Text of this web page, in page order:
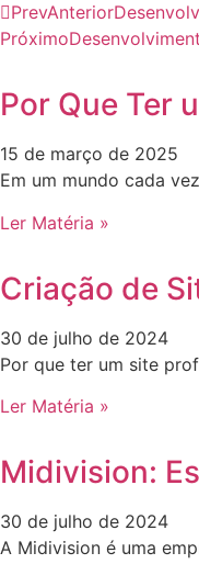
PrevAnterior
Próximo
Por Que Ter
15 de março de 2025
Em um mundo cada
Ler Matéria »
Criação de
30 de julho de 2024
Por que ter um site
Ler Matéria »
Midivision:
30 de julho de 2024
A Midivision é uma